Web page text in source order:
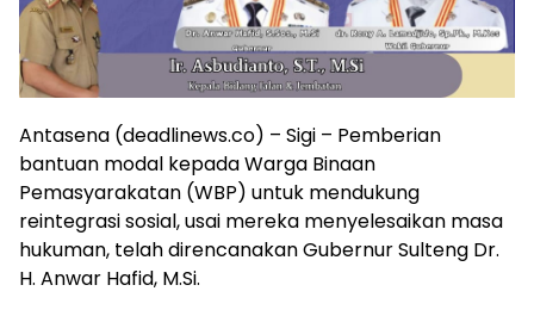
Antasena (deadlinews.co) – Sigi – Pemberian
bantuan modal kepada Warga Binaan
Pemasyarakatan (WBP) untuk mendukung
reintegrasi sosial, usai mereka menyelesaikan masa
hukuman, telah direncanakan Gubernur Sulteng Dr.
H. Anwar Hafid, M.Si.